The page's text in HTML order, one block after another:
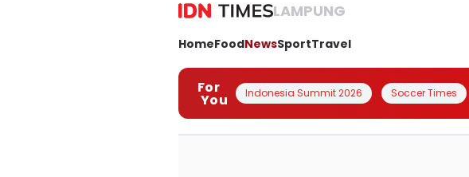
LAMPUNG
HomeFoodNewsSportTravel
For
You Indonesia Summit 2026 Soccer Times